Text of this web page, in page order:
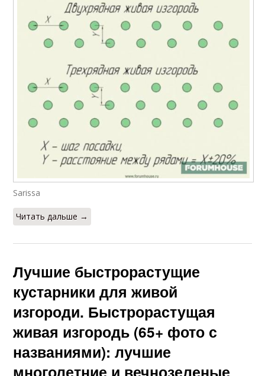
Sarissa
Читать дальше →
Лучшие быстрорастущие
кустарники для живой
изгороди. Быстрорастущая
живая изгородь (65+ фото с
названиями): лучшие